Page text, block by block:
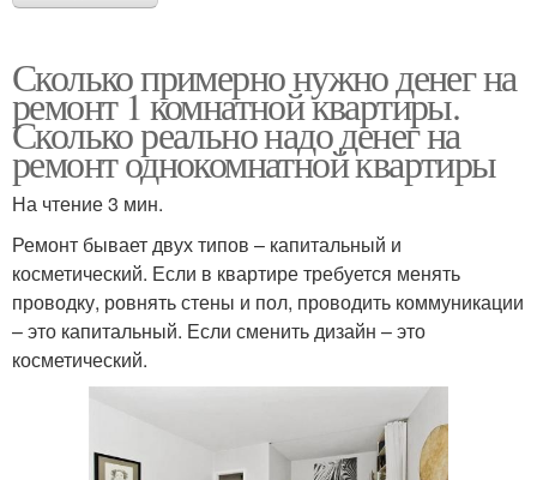
Сколько примерно нужно денег на
ремонт 1 комнатной квартиры.
Сколько реально надо денег на
ремонт однокомнатной квартиры
На чтение 3 мин.
Ремонт бывает двух типов – капитальный и
косметический. Если в квартире требуется менять
проводку, ровнять стены и пол, проводить коммуникации
– это капитальный. Если сменить дизайн – это
косметический.